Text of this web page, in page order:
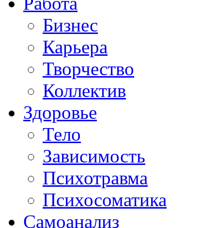
Бизнес
Карьера
Творчество
Коллектив
Здоровье
Тело
Зависимость
Психотравма
Психосоматика
Самоанализ